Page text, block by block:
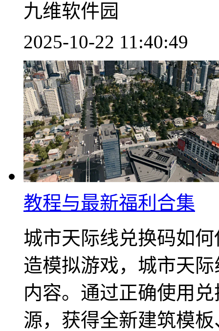
九维软件园
2025-10-22 11:40:49
教程与最新福利合集
城市天际线兑换码如
造模拟游戏，城市天
内容。通过正确使用
源，获得全新建筑模